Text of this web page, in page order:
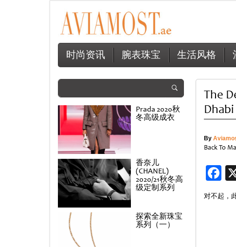
时尚资讯 腕表珠宝 生活风格
Prada 2020秋
冬高级成衣
香奈儿
(CHANEL)
2020/21秋冬高
级定制系列
探索全新珠宝
系列（一）
The
By
Back To
对不起，